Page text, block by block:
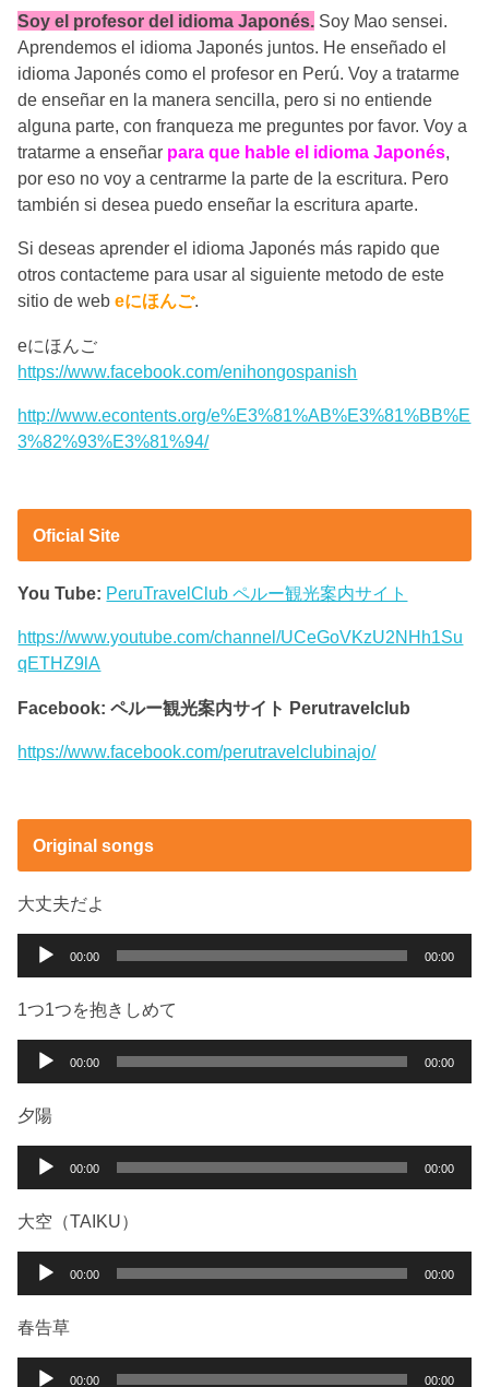
Soy el profesor del idioma Japonés. Soy Mao sensei.
Aprendemos el idioma Japonés juntos. He enseñado el
idioma Japonés como el profesor en Perú. Voy a tratarme
de enseñar en la manera sencilla, pero si no entiende
alguna parte, con franqueza me preguntes por favor. Voy a
tratarme a enseñar para que hable el idioma Japonés,
por eso no voy a centrarme la parte de la escritura. Pero
también si desea puedo enseñar la escritura aparte.
Si deseas aprender el idioma Japonés más rapido que
otros contacteme para usar al siguiente metodo de este
sitio de webeにほんご.
eにほんご
https://www.facebook.com/enihongospanish
http://www.econtents.org/e%E3%81%AB%E3%81%BB%E
3%82%93%E3%81%94/
Oficial Site
You Tube: PeruTravelClub ペルー観光案内サイト
https://www.youtube.com/channel/UCeGoVKzU2NHh1Su
qETHZ9lA
Facebook: ペルー観光案内サイト Perutravelclub
https://www.facebook.com/perutravelclubinajo/
Original songs
大丈夫だよ
プ
ー
00:00 00:00
1つ1つを抱きしめて
プ
ー
00:00 00:00
夕陽
プ
レ
ー
00:00 00:00
大空（TAIKU）
プ
レ
00:00 00:00
春告草
00:00 00:00